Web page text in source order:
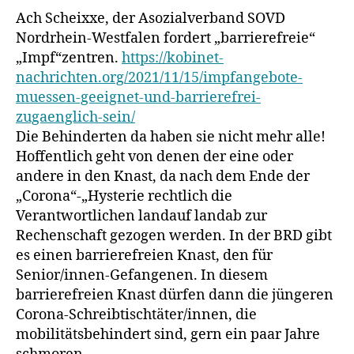
Ach Scheixxe, der Asozialverband SOVD
Nordrhein-Westfalen fordert „barrierefreie“
„Impf“zentren. https://kobinet-
nachrichten.org/2021/11/15/impfangebote-
muessen-geeignet-und-barrierefrei-
zugaenglich-sein/
Die Behinderten da haben sie nicht mehr alle!
Hoffentlich geht von denen der eine oder
andere in den Knast, da nach dem Ende der
„Corona“-„Hysterie rechtlich die
Verantwortlichen landauf landab zur
Rechenschaft gezogen werden. In der BRD gibt
es einen barrierefreien Knast, den für
Senior/innen-Gefangenen. In diesem
barrierefreien Knast dürfen dann die jüngeren
Corona-Schreibtischtäter/innen, die
mobilitätsbehindert sind, gern ein paar Jahre